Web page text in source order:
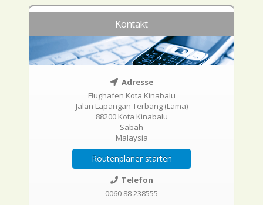
Kontakt
Adresse
Flughafen Kota Kinabalu
Jalan Lapangan Terbang (Lama)
88200 Kota Kinabalu
Sabah
Malaysia
Routenplaner starten
Telefon
0060 88 238555